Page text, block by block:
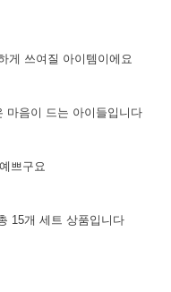
게 쓰여질 아이템이에요
마음이 드는 아이들입니다
쁘구요
15개 세트 상품입니다